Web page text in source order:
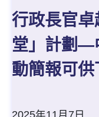
行政長官
堂」計劃—
動簡報可供
2025年11月7日